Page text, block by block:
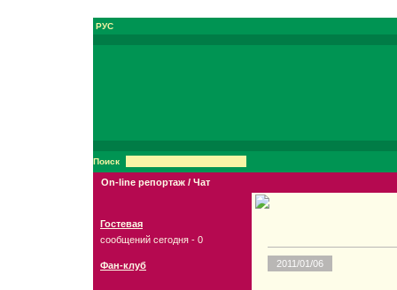
РУС
Поиск
On-line репортаж / Чат
Гостевая
сообщений сегодня - 0
Фан-клуб 2011/01/06